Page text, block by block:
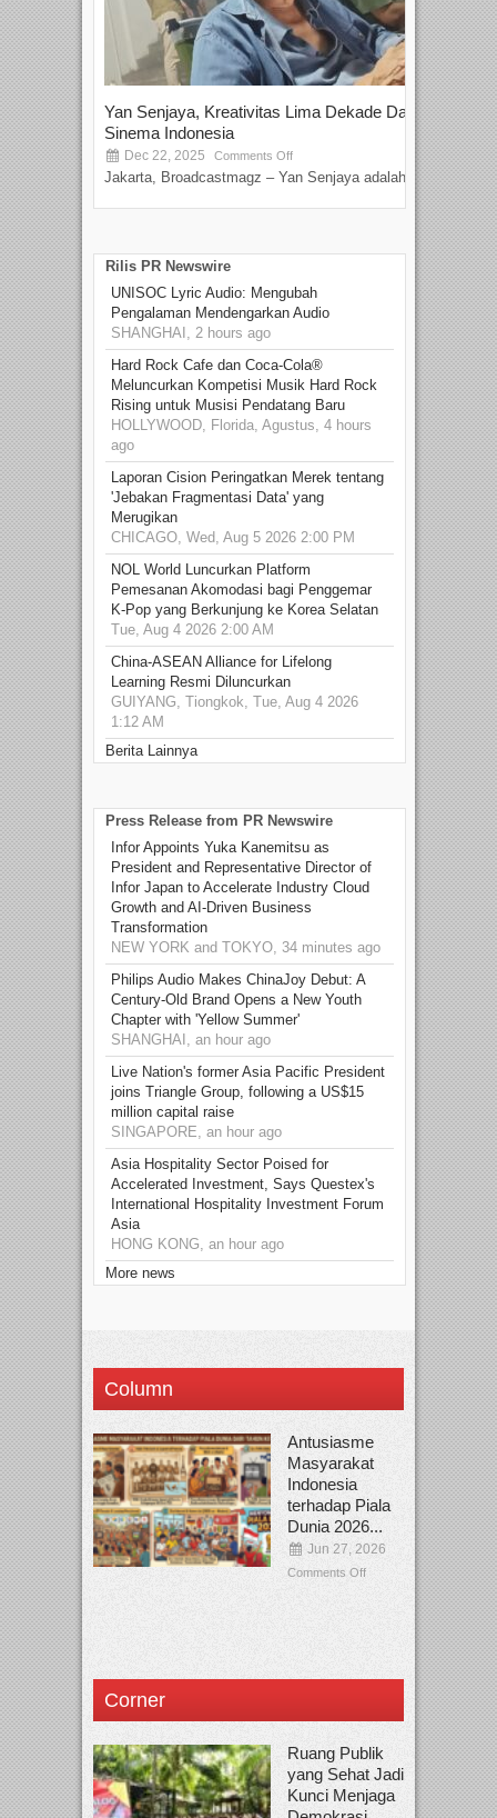
Yan Senjaya, Kreativitas Lima Dekade Dalam
Sinema Indonesia
Dec 22, 2025 Comments Off
Jakarta, Broadcastmagz – Yan Senjaya adalah...
Rilis PR Newswire
UNISOC Lyric Audio: Mengubah
Pengalaman Mendengarkan Audio
SHANGHAI, 2 hours ago
Hard Rock Cafe dan Coca-Cola®
Meluncurkan Kompetisi Musik Hard Rock
Rising untuk Musisi Pendatang Baru
HOLLYWOOD, Florida, Agustus, 4 hours
ago
Laporan Cision Peringatkan Merek tentang
'Jebakan Fragmentasi Data' yang
Merugikan
CHICAGO, Wed, Aug 5 2026 2:00 PM
NOL World Luncurkan Platform
Pemesanan Akomodasi bagi Penggemar
K-Pop yang Berkunjung ke Korea Selatan
Tue, Aug 4 2026 2:00 AM
China-ASEAN Alliance for Lifelong
Learning Resmi Diluncurkan
GUIYANG, Tiongkok, Tue, Aug 4 2026
1:12 AM
Berita Lainnya
Press Release from PR Newswire
Infor Appoints Yuka Kanemitsu as
President and Representative Director of
Infor Japan to Accelerate Industry Cloud
Growth and AI-Driven Business
Transformation
NEW YORK and TOKYO, 34 minutes ago
Philips Audio Makes ChinaJoy Debut: A
Century-Old Brand Opens a New Youth
Chapter with 'Yellow Summer'
SHANGHAI, an hour ago
Live Nation's former Asia Pacific President
joins Triangle Group, following a US$15
million capital raise
SINGAPORE, an hour ago
Asia Hospitality Sector Poised for
Accelerated Investment, Says Questex's
International Hospitality Investment Forum
Asia
HONG KONG, an hour ago
More news
Column
Antusiasme
Masyarakat
Indonesia
terhadap Piala
Dunia 2026...
Jun 27, 2026
Comments Off
Corner
Ruang Publik
yang Sehat Jadi
Kunci Menjaga